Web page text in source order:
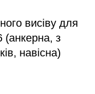
висіву для
(анкерна, з
навісна)